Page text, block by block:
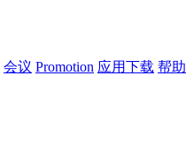
会议 Promotion 应用下载 帮助